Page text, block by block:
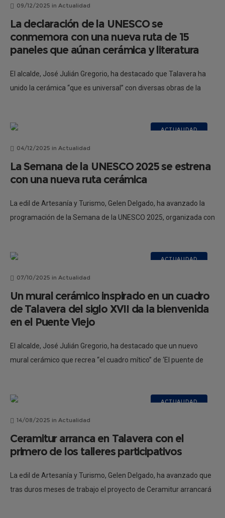
09/12/2025 in Actualidad
La declaración de la UNESCO se
conmemora con una nueva ruta de 15
paneles que aúnan cerámica y literatura
El alcalde, José Julián Gregorio, ha destacado que Talavera ha
unido la cerámica “que es universal” con diversas obras de la
ACTUALIDAD
04/12/2025 in Actualidad
La Semana de la UNESCO 2025 se estrena
con una nueva ruta cerámica
La edil de Artesanía y Turismo, Gelen Delgado, ha avanzado la
programación de la Semana de la UNESCO 2025, organizada con
ACTUALIDAD
07/10/2025 in Actualidad
Un mural cerámico inspirado en un cuadro
de Talavera del siglo XVII da la bienvenida
en el Puente Viejo
El alcalde, José Julián Gregorio, ha destacado que un nuevo
mural cerámico que recrea “el cuadro mítico” de ‘El puente de
ACTUALIDAD
14/08/2025 in Actualidad
Ceramitur arranca en Talavera con el
primero de los talleres participativos
La edil de Artesanía y Turismo, Gelen Delgado, ha avanzado que
tras duros meses de trabajo el proyecto de Ceramitur arrancará